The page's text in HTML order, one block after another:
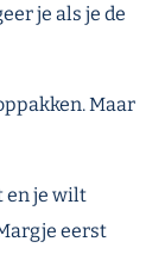
je als je de
Maar
en je wilt
eerst